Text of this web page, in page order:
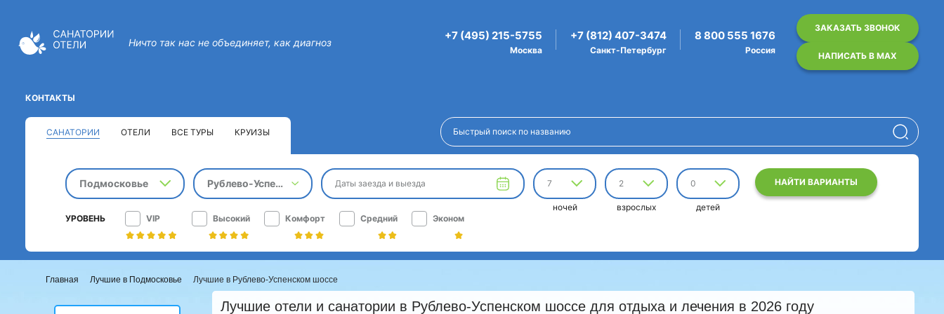
Ничто так нас не объединяет, как диагноз
+7 (495) 215-5755
Москва
+7 (812) 407-3474
Санкт-Петербург
8 800 555 1676
Россия
ЗАКАЗАТЬ ЗВОНОК
НАПИСАТЬ В MAX
КОНТАКТЫ
САНАТОРИИ ОТЕЛИ ВСЕ ТУРЫ КРУИЗЫ
Подмосковье Рублево-Успенское шоссе Даты заезда и выезда 7
ночей
2
взрослых
0
детей
НАЙТИ ВАРИАНТЫ
УРОВЕНЬ VIP Высокий Комфорт Средний Эконом
Главная Лучшие в Подмосковье Лучшие в Рублево-Успенском шоссе
Лучшие отели и санатории в Рублево-Успенском шоссе для отдыха и лечения в 2026 году